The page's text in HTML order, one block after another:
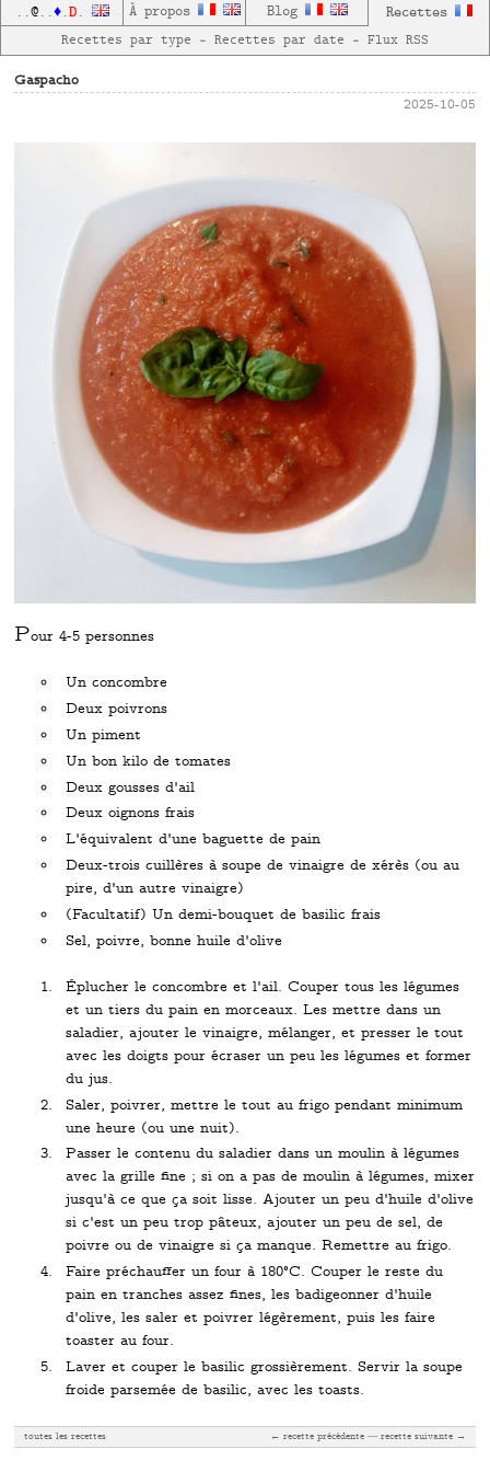
..@..♦.D. À propos Blog Recettes
Recettes par type — Recettes par date — Flux RSS
Gaspacho
2025-10-05
Pour 4-5 personnes
Un concombre
Deux poivrons
Un piment
Un bon kilo de tomates
Deux gousses d'ail
Deux oignons frais
L'équivalent d'une baguette de pain
Deux-trois cuillères à soupe de vinaigre de xérès (ou au
pire, d'un autre vinaigre)
(Facultatif) Un demi-bouquet de basilic frais
Sel, poivre, bonne huile d'olive
Éplucher le concombre et l'ail. Couper tous les légumes
et un tiers du pain en morceaux. Les mettre dans un
saladier, ajouter le vinaigre, mélanger, et presser le tout
avec les doigts pour écraser un peu les légumes et former
du jus.
Saler, poivrer, mettre le tout au frigo pendant minimum
une heure (ou une nuit).
Passer le contenu du saladier dans un moulin à légumes
avec la grille fine ; si on a pas de moulin à légumes, mixer
jusqu'à ce que ça soit lisse. Ajouter un peu d'huile d'olive
si c'est un peu trop pâteux, ajouter un peu de sel, de
poivre ou de vinaigre si ça manque. Remettre au frigo.
Faire préchauffer un four à 180°C. Couper le reste du
pain en tranches assez fines, les badigeonner d'huile
d'olive, les saler et poivrer légèrement, puis les faire
toaster au four.
Laver et couper le basilic grossièrement. Servir la soupe
froide parsemée de basilic, avec les toasts.
← recette précédente recette suivante →
toutes les recettes